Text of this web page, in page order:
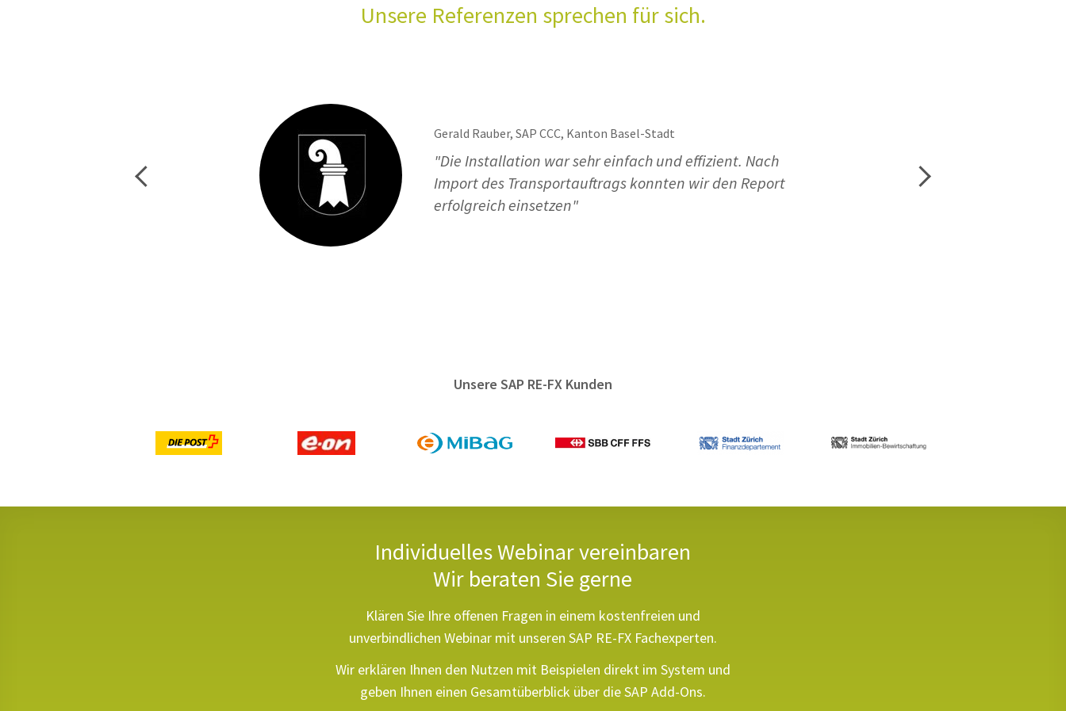
Unsere Referenzen sprechen für sich.
Previous
Gerald Rauber, SAP CCC, Kanton Basel-Stadt
"Die Installation war sehr einfach und effizient. Nach
Import des Transportauftrags konnten wir den Report
erfolgreich einsetzen"
Next
Unsere SAP RE-FX Kunden
Individuelles Webinar vereinbaren
Wir beraten Sie gerne
Klären Sie Ihre offenen Fragen in einem kostenfreien und
unverbindlichen Webinar mit unseren SAP RE-FX Fachexperten.
Wir erklären Ihnen den Nutzen mit Beispielen direkt im System und
geben Ihnen einen Gesamtüberblick über die SAP Add-Ons.